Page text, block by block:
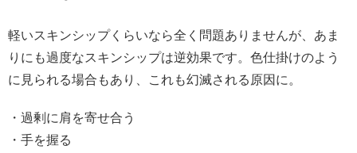
軽いスキンシップくらいなら全く問題ありませんが、あま
りにも過度なスキンシップは逆効果です。色仕掛けのよう
に見られる場合もあり、これも幻滅される原因に。
・過剰に肩を寄せ合う
・手を握る